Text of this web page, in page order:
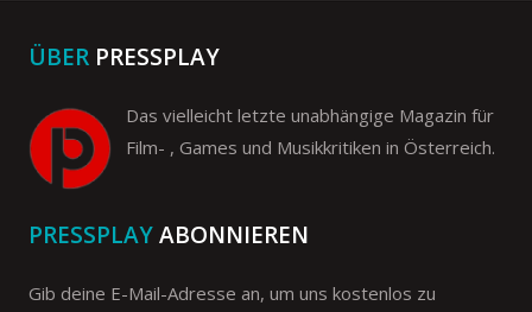
ÜBER PRESSPLAY
Das vielleicht letzte unabhängige Magazin für
Film- , Games und Musikkritiken in Österreich.
PRESSPLAYABONNIEREN
Gib deine E-Mail-Adresse an, um uns kostenlos zu